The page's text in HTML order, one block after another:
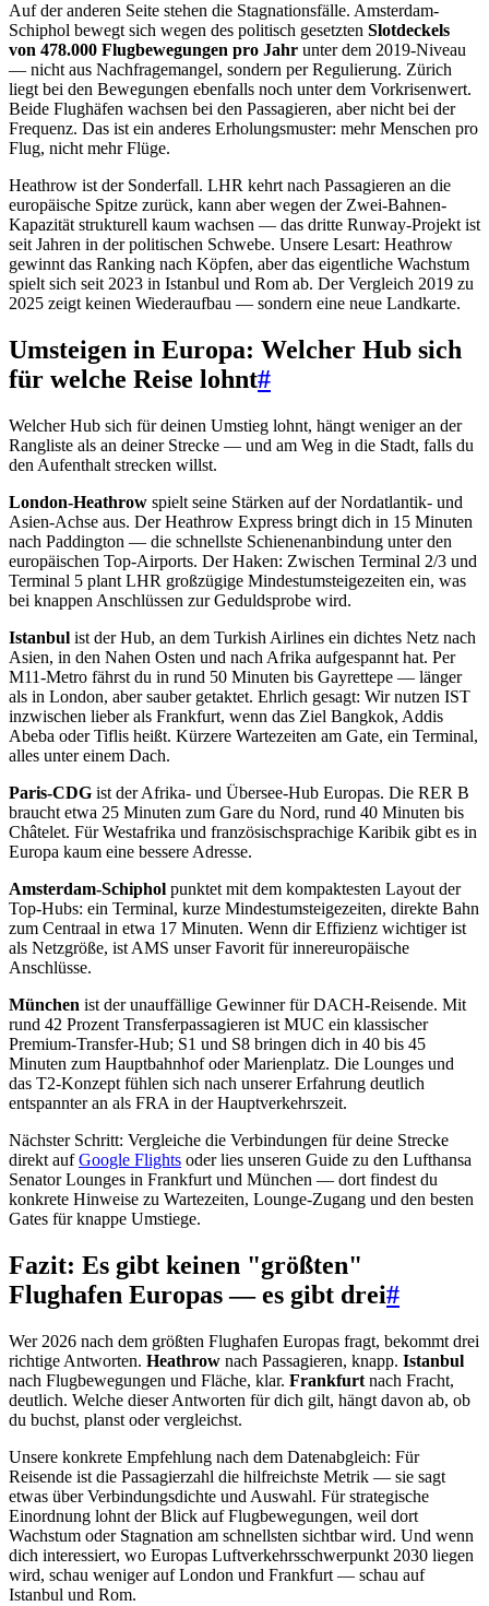
Auf der anderen Seite stehen die Stagnationsfälle. Amsterdam-
Schiphol bewegt sich wegen des politisch gesetzten Slotdeckels
von 478.000 Flugbewegungen pro Jahr unter dem 2019-Niveau
— nicht aus Nachfragemangel, sondern per Regulierung. Zürich
liegt bei den Bewegungen ebenfalls noch unter dem Vorkrisenwert.
Beide Flughäfen wachsen bei den Passagieren, aber nicht bei der
Frequenz. Das ist ein anderes Erholungsmuster: mehr Menschen pro
Flug, nicht mehr Flüge.
Heathrow ist der Sonderfall. LHR kehrt nach Passagieren an die
europäische Spitze zurück, kann aber wegen der Zwei-Bahnen-
Kapazität strukturell kaum wachsen — das dritte Runway-Projekt ist
seit Jahren in der politischen Schwebe. Unsere Lesart: Heathrow
gewinnt das Ranking nach Köpfen, aber das eigentliche Wachstum
spielt sich seit 2023 in Istanbul und Rom ab. Der Vergleich 2019 zu
2025 zeigt keinen Wiederaufbau — sondern eine neue Landkarte.
Umsteigen in Europa: Welcher Hub sich
für welche Reise lohnt#
Welcher Hub sich für deinen Umstieg lohnt, hängt weniger an der
Rangliste als an deiner Strecke — und am Weg in die Stadt, falls du
den Aufenthalt strecken willst.
London-Heathrow spielt seine Stärken auf der Nordatlantik- und
Asien-Achse aus. Der Heathrow Express bringt dich in 15 Minuten
nach Paddington — die schnellste Schienenanbindung unter den
europäischen Top-Airports. Der Haken: Zwischen Terminal 2/3 und
Terminal 5 plant LHR großzügige Mindestumsteigezeiten ein, was
bei knappen Anschlüssen zur Geduldsprobe wird.
Istanbul ist der Hub, an dem Turkish Airlines ein dichtes Netz nach
Asien, in den Nahen Osten und nach Afrika aufgespannt hat. Per
M11-Metro fährst du in rund 50 Minuten bis Gayrettepe — länger
als in London, aber sauber getaktet. Ehrlich gesagt: Wir nutzen IST
inzwischen lieber als Frankfurt, wenn das Ziel Bangkok, Addis
Abeba oder Tiflis heißt. Kürzere Wartezeiten am Gate, ein Terminal,
alles unter einem Dach.
Paris-CDG ist der Afrika- und Übersee-Hub Europas. Die RER B
braucht etwa 25 Minuten zum Gare du Nord, rund 40 Minuten bis
Châtelet. Für Westafrika und französischsprachige Karibik gibt es in
Europa kaum eine bessere Adresse.
Amsterdam-Schiphol punktet mit dem kompaktesten Layout der
Top-Hubs: ein Terminal, kurze Mindestumsteigezeiten, direkte Bahn
zum Centraal in etwa 17 Minuten. Wenn dir Effizienz wichtiger ist
als Netzgröße, ist AMS unser Favorit für innereuropäische
Anschlüsse.
München ist der unauffällige Gewinner für DACH-Reisende. Mit
rund 42 Prozent Transferpassagieren ist MUC ein klassischer
Premium-Transfer-Hub; S1 und S8 bringen dich in 40 bis 45
Minuten zum Hauptbahnhof oder Marienplatz. Die Lounges und
das T2-Konzept fühlen sich nach unserer Erfahrung deutlich
entspannter an als FRA in der Hauptverkehrszeit.
Nächster Schritt: Vergleiche die Verbindungen für deine Strecke
direkt aufGoogle Flights oder lies unseren Guide zu den Lufthansa
Senator Lounges in Frankfurt und München — dort findest du
konkrete Hinweise zu Wartezeiten, Lounge-Zugang und den besten
Gates für knappe Umstiege.
Fazit: Es gibt keinen "größten"
Flughafen Europas — es gibt drei#
Wer 2026 nach dem größten Flughafen Europas fragt, bekommt drei
richtige Antworten. Heathrow nach Passagieren, knapp. Istanbul
nach Flugbewegungen und Fläche, klar. Frankfurt nach Fracht,
deutlich. Welche dieser Antworten für dich gilt, hängt davon ab, ob
du buchst, planst oder vergleichst.
Unsere konkrete Empfehlung nach dem Datenabgleich: Für
Reisende ist die Passagierzahl die hilfreichste Metrik — sie sagt
etwas über Verbindungsdichte und Auswahl. Für strategische
Einordnung lohnt der Blick auf Flugbewegungen, weil dort
Wachstum oder Stagnation am schnellsten sichtbar wird. Und wenn
dich interessiert, wo Europas Luftverkehrsschwerpunkt 2030 liegen
wird, schau weniger auf London und Frankfurt — schau auf
Istanbul und Rom.